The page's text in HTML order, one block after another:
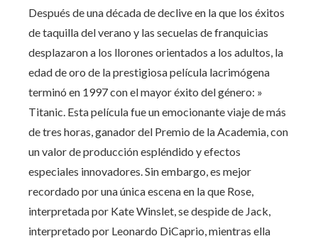
Después de una década de declive en la que los éxitos
de taquilla del verano y las secuelas de franquicias
desplazaron a los llorones orientados a los adultos, la
edad de oro de la prestigiosa película lacrimógena
terminó en 1997 con el mayor éxito del género: »
Titanic. Esta película fue un emocionante viaje de más
de tres horas, ganador del Premio de la Academia, con
un valor de producción espléndido y efectos
especiales innovadores. Sin embargo, es mejor
recordado por una única escena en la que Rose,
interpretada por Kate Winslet, se despide de Jack,
interpretado por Leonardo DiCaprio, mientras ella